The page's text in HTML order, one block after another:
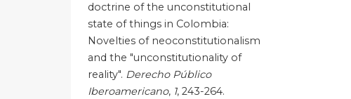
doctrine of the unconstitutional
state of things in Colombia:
Novelties of neoconstitutionalism
and the "unconstitutionality of
reality". Derecho Público
Iberoamericano, 1, 243-264.